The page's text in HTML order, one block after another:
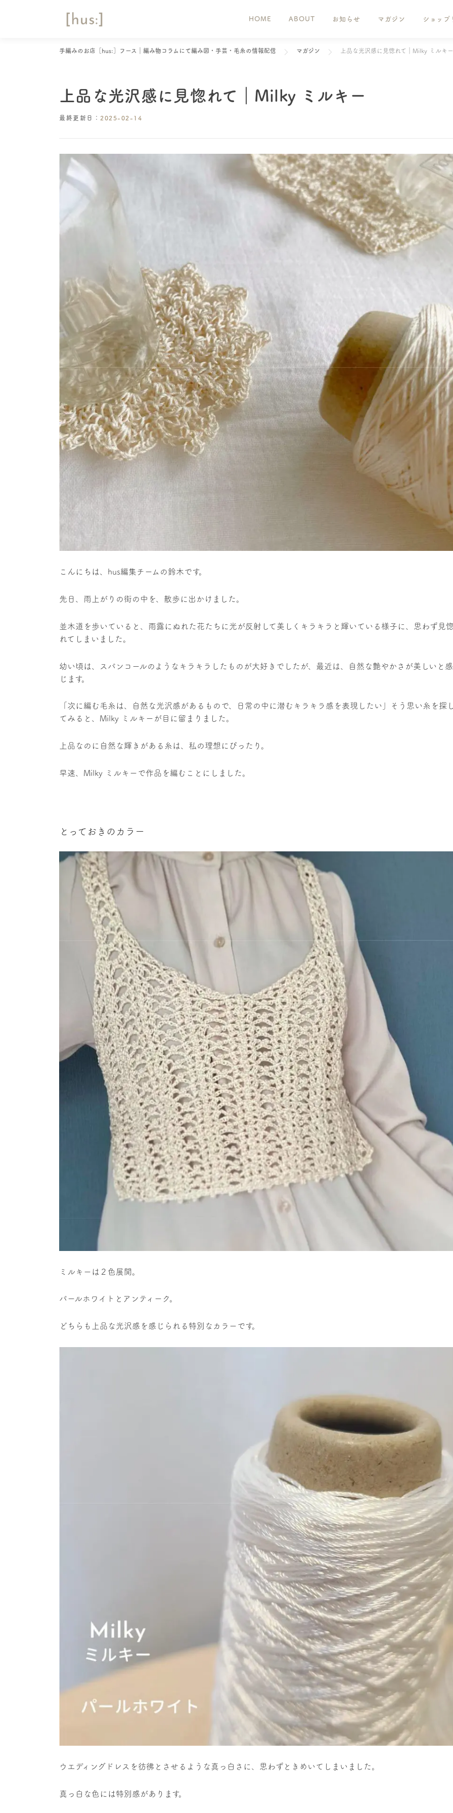
HOME ABOUT お知らせ マガジン ショップ
手編みのお店［hus:］フース｜編み物コラムにて編み図・手芸・毛糸の情報配信 マガジン 上品な光沢感に見惚れて｜Milky ミルキー
上品な光沢感に見惚れて｜Milky ミルキー
最終更新日： 2025-02-14
こんにちは、hus編集チームの鈴木です。
先日、雨上がりの街の中を、散歩に出かけました。
並木道を歩いていると、雨露にぬれた花たちに光が反射して美しくキラキラと輝いている様子に、思わず見
れてしまいました。
幼い頃は、スパンコールのようなキラキラしたものが大好きでしたが、最近は、自然な艶やかさが美しいと感
じます。
「次に編む毛糸は、自然な光沢感があるもので、日常の中に潜むキラキラ感を表現したい」そう思い糸を探
てみると、Milky ミルキーが目に留まりました。
上品なのに自然な輝きがある糸は、私の理想にぴったり。
早速、Milky ミルキーで作品を編むことにしました。
とっておきのカラー
ミルキーは２色展開。
パールホワイトとアンティーク。
どちらも上品な光沢感を感じられる特別なカラーです。
ウエディングドレスを彷彿とさせるような真っ白さに、思わずときめいてしまいました。
真っ白な色には特別感があります。